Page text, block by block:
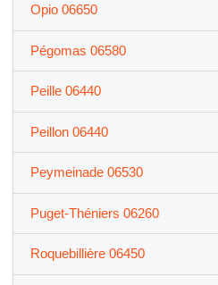
Opio 06650
Pégomas 06580
Peille 06440
Peillon 06440
Peymeinade 06530
Puget-Théniers 06260
Roquebillière 06450